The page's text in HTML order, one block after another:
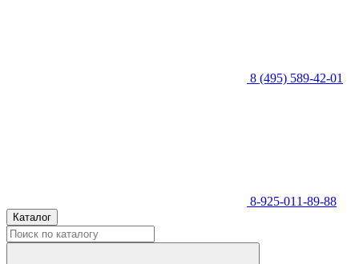
8 (495) 589-42-01
8-925-011-89-88
Каталог